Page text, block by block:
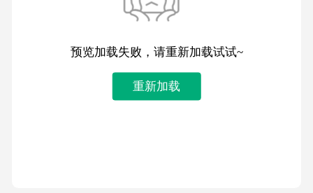
预览加载失败，请重新加载试试~
重新加载